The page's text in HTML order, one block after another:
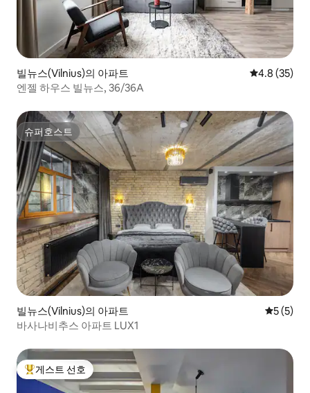
빌뉴스(Vilnius)의 아파트 평점 4.8점(5
4.8 (35)
엔젤 하우스 빌뉴스, 36/36A
슈퍼호스트
슈퍼호스트
빌뉴스(Vilnius)의 아파트 평점 5점
5 (5)
바사나비추스 아파트 LUX1
상위 게스트 선호
게스트 선호